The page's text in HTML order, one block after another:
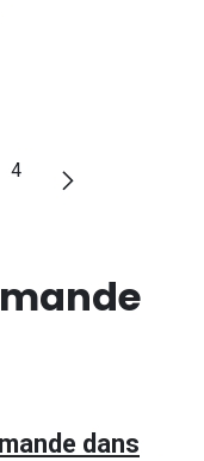
4
dans